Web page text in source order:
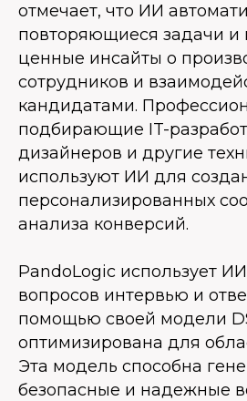
отмечает, что ИИ
повторяющиеся задачи и
ценные инсайты о
сотрудников и
кандидатами.
подбирающие IT-
дизайнеров и другие
используют ИИ для
персонализированных
анализа конверсий.
PandoLogic использует
вопросов интервью и
помощью своей модели
оптимизирована для
Эта модель способна
безопасные и надежные